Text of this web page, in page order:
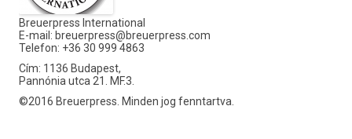
Breuerpress International
E-mail: breuerpress@breuerpress.com
Telefon: +36 30 999 4863
Cím: 1136 Budapest,
Pannónia utca 21. MF.3.
©2016 Breuerpress. Minden jog fenntartva.